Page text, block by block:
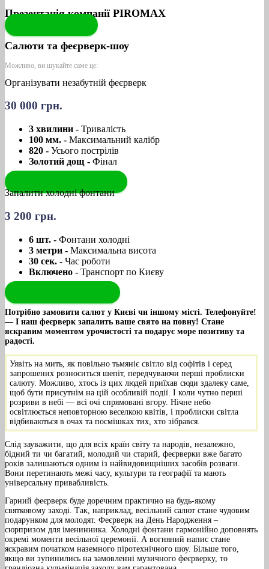
Презентація компанії PIROMAX
Салюти та феєрверк-шоу
Можливо, ви шукайте саме це:
Організувати незабутній феєрверк
30 000 грн.
3 хвилини - Тривалість
100 мм. - Максимальний калібр
820 - Усього пострілів
Золотий дощ - Фінал
Запалити холодні фонтани
3 200 грн.
6 шт. - Фонтани холодні
3 метри - Максимальна висота
30 сек. - Час роботи
Включено - Транспорт по Києву
Потрібно замовити салют у Києві чи іншому місті. Телефонуйте!
— І наш феєрверк запалить ваше свято на повну! Стане
яскравим моментом урочистості та подарує море позитиву та
радості.
Уявіть на мить, як повільно тьмяніє світло від софітів і серед
запрошених розноситься шепіт, передчуваючи перші проблиски
салюту. Можливо, хтось із цих людей приїхав сюди здалеку саме,
щоб бути присутнім на цій особливій події. І коли чутно перші
розриви в небі — всі очі спрямовані вгору. Нічне небо
освітлюється неповторною веселкою квітів, і проблиски світла
відбиваються в очах та посмішках тих, хто зібрався.
Слід зауважити, що для всіх країн світу та народів, незалежно,
бідний ти чи багатий, молодий чи старий, феєрверки вже багато
років залишаються одним із найвидовищніших засобів розваги.
Вони перетинають межі часу, культури та географії та мають
універсальну привабливість.
Гарний феєрверк буде доречним практично на будь-якому
святковому заході. Так, наприклад, весільний салют стане чудовим
подарунком для молодят. Феєрверк на День Народження –
сюрпризом для іменинника. Холодні фонтани гармонійно доповнять
окремі моменти весільної церемонії. А вогняний напис стане
яскравим початком наземного піротехнічного шоу. Більше того,
якщо ви зупинились на замовленні музичного феєрверку, то